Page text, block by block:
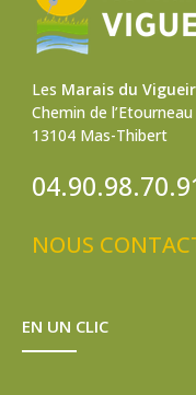
Les Marais du
Chemin de l’Etourneau
13104 Mas-Thibert
NOUS
EN UN CLIC